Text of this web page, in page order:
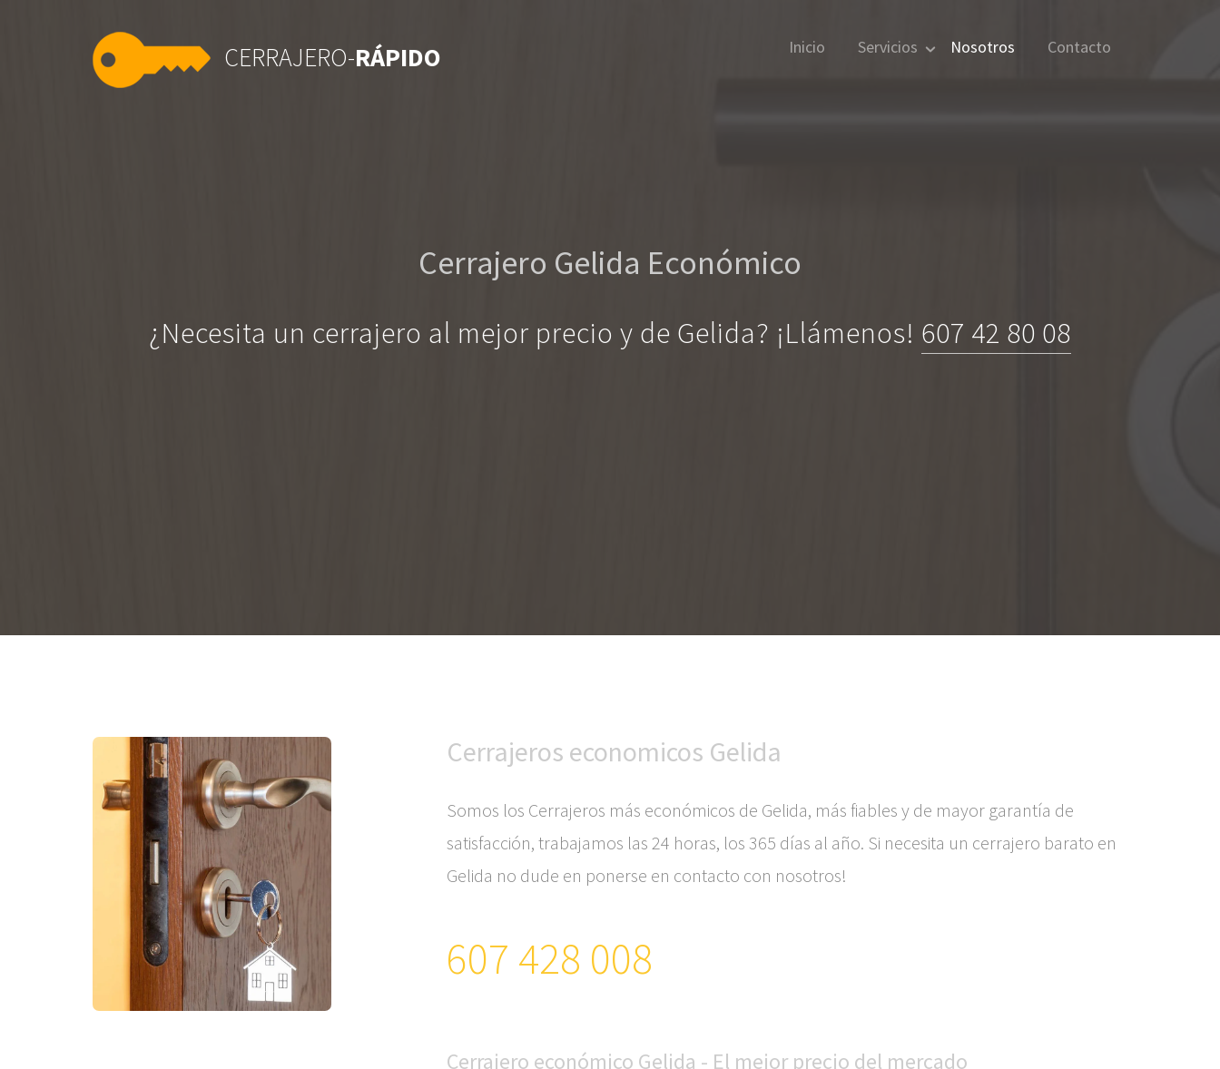
CERRAJERO-RÁPIDO Inicio Servicios Nosotros Contacto
Cerrajero Gelida Económico
¿Necesita un cerrajero al mejor precio y de Gelida? ¡Llámenos! 607 42 80 08
Cerrajeros economicos Gelida
Somos los Cerrajeros más económicos de Gelida, más fiables y de mayor garantía de
satisfacción, trabajamos las 24 horas, los 365 días al año. Si necesita un cerrajero barato en
Gelida no dude en ponerse en contacto con nosotros!
607 428 008
Cerrajero económico Gelida - El mejor precio del mercado